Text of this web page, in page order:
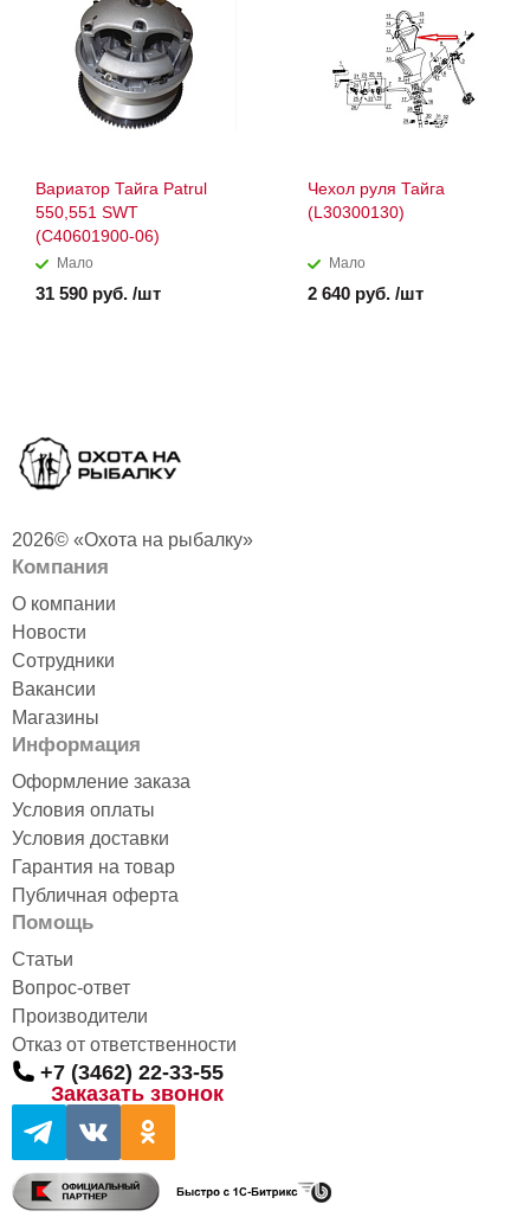
Вариатор Тайга Patrul
550,551 SWT
(С40601900-06)
Мало
31 590 руб. /шт
Чехол руля Тайга
(L30300130)
Мало
2 640 руб. /шт
2026© «Охота на рыбалку»
Компания
О компании
Новости
Сотрудники
Вакансии
Магазины
Информация
Оформление заказа
Условия оплаты
Условия доставки
Гарантия на товар
Публичная оферта
Помощь
Статьи
Вопрос-ответ
Производители
Отказ от ответственности
+7 (3462) 22-33-55
Заказать звонок